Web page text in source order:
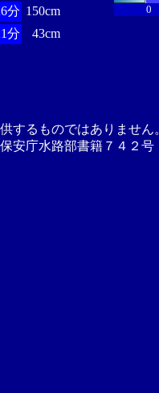
分 150cm
分
43cm
0
するものではありませ
安庁水路部書籍７４２